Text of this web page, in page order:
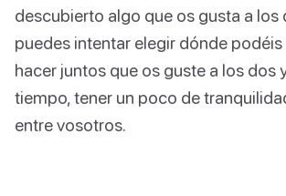
descubierto algo que os gusta a los
puedes intentar elegir dónde
hacer juntos que os guste a los dos
tiempo, tener un poco de
entre vosotros.